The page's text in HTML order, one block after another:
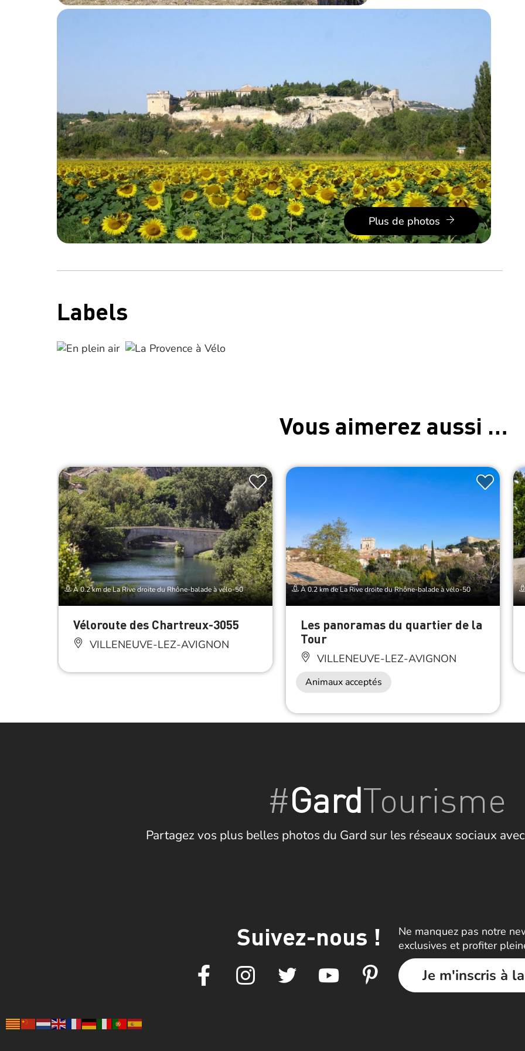
Plus de photos
Labels
Vous aimerez aussi …
À 0.2 km de La Rive droite du Rhône-balade à vélo-50
Véloroute des Chartreux-3055
VILLENEUVE-LEZ-AVIGNON
À 0.2 km de La Rive droite du Rhône-balade à vélo-50
Les panoramas du quartier de la
Tour
VILLENEUVE-LEZ-AVIGNON
Animaux acceptés
#GardTourisme
Partagez vos plus belles photos du Gard sur les réseaux sociaux
Suivez-nous !
Ne manquez pas notre
exclusives et profiter
Je m'inscris à